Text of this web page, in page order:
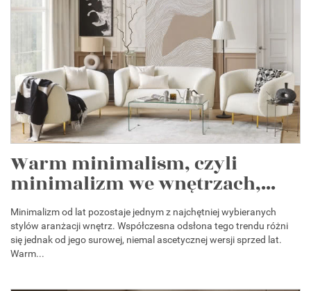
Warm minimalism, czyli
minimalizm we wnętrzach,...
Minimalizm od lat pozostaje jednym z najchętniej wybieranych
stylów aranżacji wnętrz. Współczesna odsłona tego trendu różni
się jednak od jego surowej, niemal ascetycznej wersji sprzed lat.
Warm...